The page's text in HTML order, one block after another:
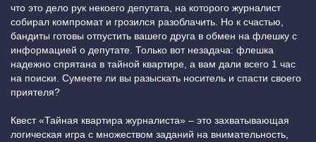
что это дело рук некоего депутата, на которого журналист
собирал компромат и грозился разоблачить. Но к счастью,
бандиты готовы отпустить вашего друга в обмен на флешку с
информацией о депутате. Только вот незадача: флешка
надежно спрятана в тайной квартире, а вам дали всего 1 час
на поиски. Сумеете ли вы разыскать носитель и спасти своего
приятеля?
Квест «Тайная квартира журналиста» – это захватывающая
логическая игра с множеством заданий на внимательность,